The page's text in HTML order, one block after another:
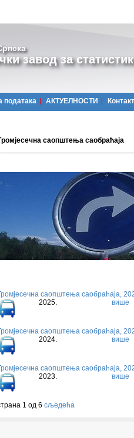
завод за
података АКТУЕЛНОСТИ Контакт
саопштења саобраћаја
саопштења саобраћаја,
2025. више
саопштења саобраћаја,
2024. више
саопштења саобраћаја,
2023. више
1 од 6 сљедећа